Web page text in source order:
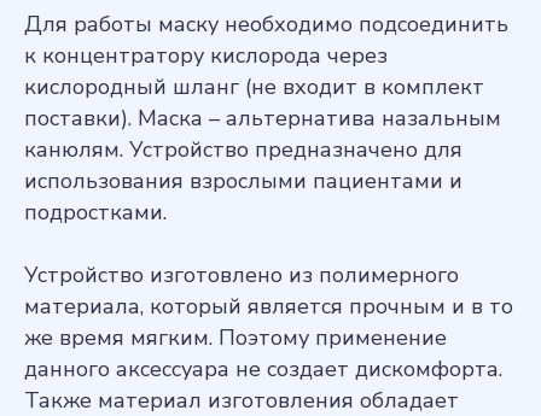
Для работы маску необходимо подсоединить
к концентратору кислорода через
кислородный шланг (не входит в комплект
поставки). Маска – альтернатива назальным
канюлям. Устройство предназначено для
использования взрослыми пациентами и
подростками.
Устройство изготовлено из полимерного
материала, который является прочным и в то
же время мягким. Поэтому применение
данного аксессуара не создает дискомфорта.
Также материал изготовления обладает